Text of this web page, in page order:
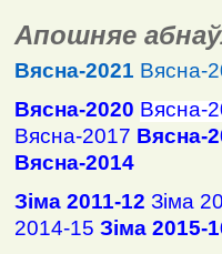
Апошняе
Вясна-2021 Вясна-
Вясна-2020 Вясна-
Вясна-2017 Вясна-
Вясна-2014
Зіма 2011-12 Зіма
2014-15 Зіма 2015-